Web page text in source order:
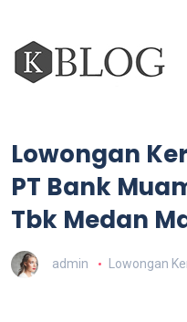
Lowongan
PT Bank
Tbk Medan
admin Lowongan